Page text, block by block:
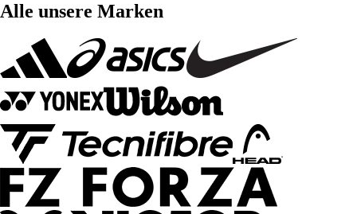
Alle unsere Marken